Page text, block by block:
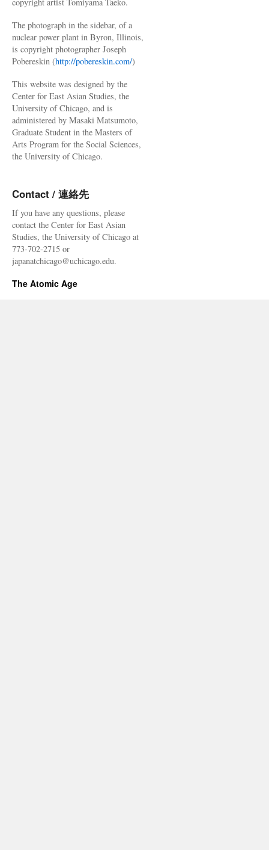
The photograph in the sidebar, of a
nuclear power plant in Byron, Illinois,
is copyright photographer Joseph
Pobereskin (http://pobereskin.com/)
This website was designed by the
Center for East Asian Studies, the
University of Chicago, and is
administered by Masaki Matsumoto,
Graduate Student in the Masters of
Arts Program for the Social Sciences,
the University of Chicago.
Contact / 連絡先
If you have any questions, please
contact the Center for East Asian
Studies, the University of Chicago at
773-702-2715 or
japanatchicago@uchicago.edu.
The Atomic Age